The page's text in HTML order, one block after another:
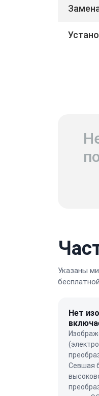
Указаны
Нет
Севшая